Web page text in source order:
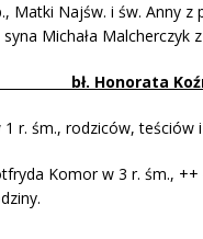
Matki Najśw. i św. Anny z
Michała Malcherczyk
Honorata
r. śm., rodziców, teściów
Komor w 3 r. śm.,